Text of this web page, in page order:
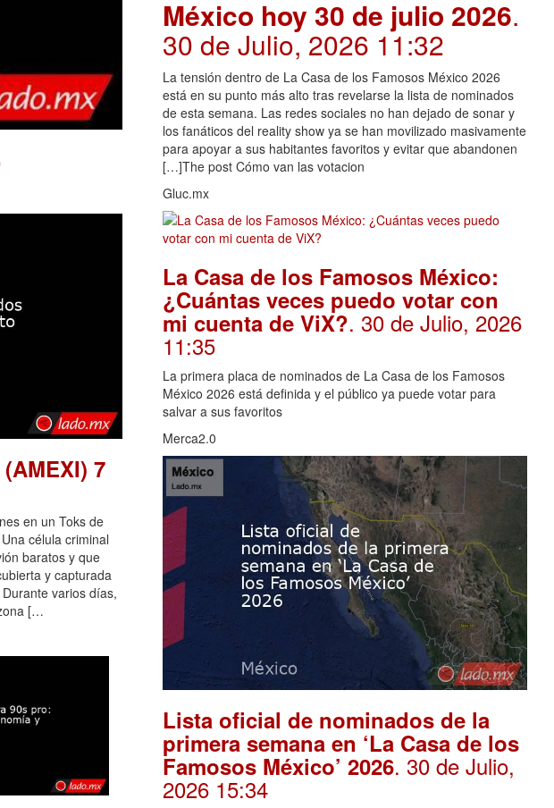
7
en un Toks de
célula criminal
baratos y que
y capturada
varios días,
[…
México hoy 30 de julio 2026.
30 de Julio, 2026 11:32
La tensión dentro de La Casa de los Famosos México 2026
está en su punto más alto tras revelarse la lista de nominados
de esta semana. Las redes sociales no han dejado de sonar y
los fanáticos del reality show ya se han movilizado masivamente
para apoyar a sus habitantes favoritos y evitar que abandonen
[…]The post Cómo van las votacion
Gluc.mx
La Casa de los Famosos México:
¿Cuántas veces puedo votar con
mi cuenta de ViX?. 30 de Julio, 2026
11:35
La primera placa de nominados de La Casa de los Famosos
México 2026 está definida y el público ya puede votar para
salvar a sus favoritos
Merca2.0
Lista oficial de nominados de la
primera semana en ‘La Casa de los
Famosos México’ 2026. 30 de Julio,
2026 15:34